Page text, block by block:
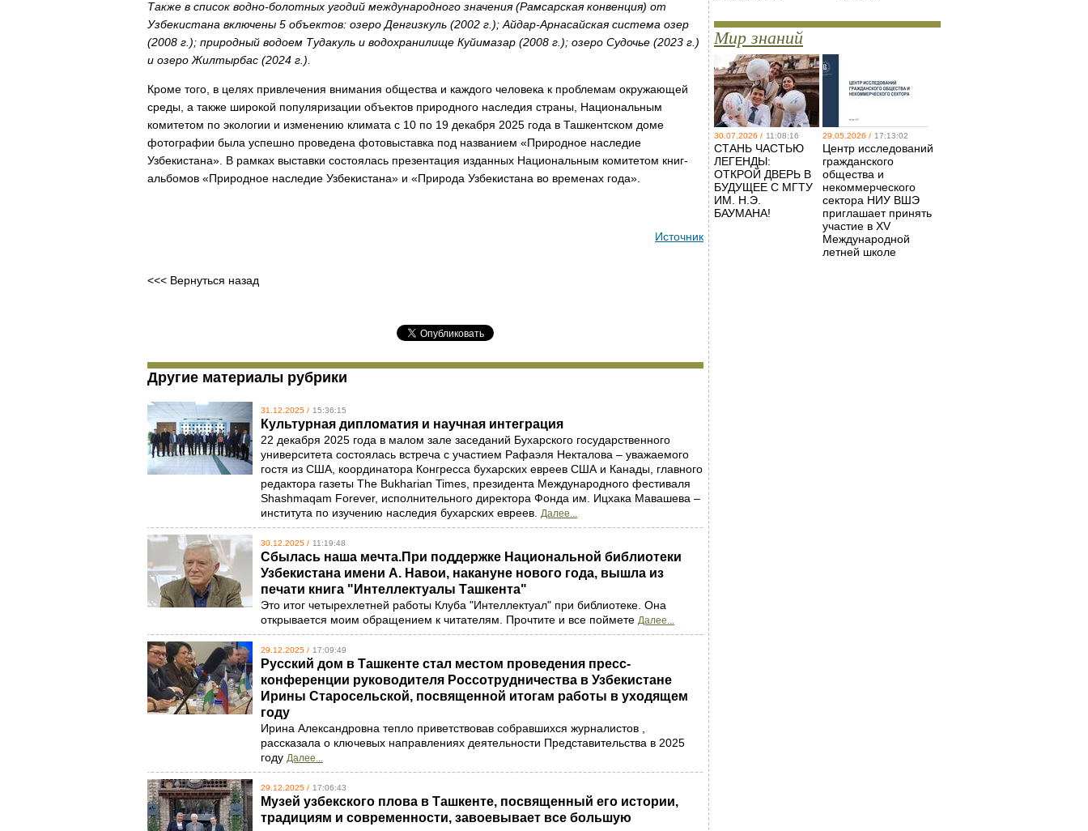
Также в список водно-болотных угодий международного значения (Рамсарская конвенция) от
Узбекистана включены 5 объектов: озеро Денгизкуль (2002 г.); Айдар-Арнасайская система озер
(2008 г.); природный водоем Тудакуль и водохранилище Куйимазар (2008 г.); озеро Судочье (2023 г.)
и озеро Жилтырбас (2024 г.).
Кроме того, в целях привлечения внимания общества и каждого человека к проблемам окружающей
среды, а также широкой популяризации объектов природного наследия страны, Национальным
комитетом по экологии и изменению климата с 10 по 19 декабря 2025 года в Ташкентском доме
фотографии была успешно проведена фотовыставка под названием «Природное наследие
Узбекистана». В рамках выставки состоялась презентация изданных Национальным комитетом книг-
альбомов «Природное наследие Узбекистана» и «Природа Узбекистана во временах года».
Источник
<<< Вернуться назад
Другие материалы рубрики
31.12.2025 / 15:36:15
Культурная дипломатия и научная интеграция
22 декабря 2025 года в малом зале заседаний Бухарского государственного
университета состоялась встреча с участием Рафаэля Некталова – уважаемого
гостя из США, координатора Конгресса бухарских евреев США и Канады, главного
редактора газеты The Bukharian Times, президента Международного фестиваля
Shashmaqam Forever, исполнительного директора Фонда им. Ицхака Мавашева –
института по изучению наследия бухарских евреев. Далее...
30.12.2025 / 11:19:48
Сбылась наша мечта.При поддержке Национальной библиотеки
Узбекистана имени А. Навои, накануне нового года, вышла из
печати книга "Интеллектуалы Ташкента"
Это итог четырехлетней работы Клуба "Интеллектуал" при библиотеке. Она
открывается моим обращением к читателям. Прочтите и все поймете Далее...
29.12.2025 / 17:09:49
Русский дом в Ташкенте стал местом проведения пресс-
конференции руководителя Россотрудничества в Узбекистане
Ирины Старосельской, посвященной итогам работы в уходящем
году
Ирина Александровна тепло приветствовав собравшихся журналистов ,
рассказала о ключевых направлениях деятельности Представительства в 2025
году Далее...
29.12.2025 / 17:06:43
Музей узбекского плова в Ташкенте, посвященный его истории,
традициям и современности, завоевывает все большую
Мир знаний
30.07.2026 / 11:08:16
СТАНЬ ЧАСТЬЮ
ЛЕГЕНДЫ:
ОТКРОЙ ДВЕРЬ В
БУДУЩЕЕ С МГТУ
ИМ. Н.Э.
БАУМАНА!
29.05.2026 / 17:13:02
Центр исследований
гражданского
общества и
некоммерческого
сектора НИУ ВШЭ
приглашает принять
участие в XV
Международной
летней школе